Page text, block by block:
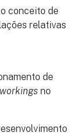
conceito de
relativas
de
no